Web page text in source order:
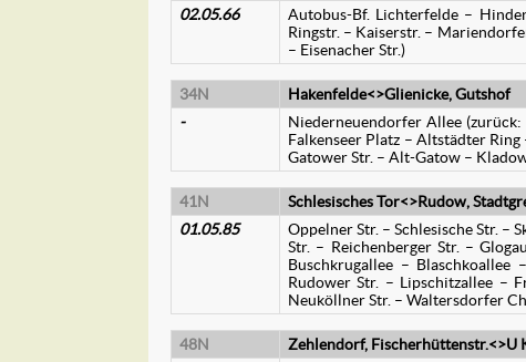
02.05.66
Autobus-Bf. Lichterfelde –
Ringstr. – Kaiserstr. –
– Eisenacher Str.)
34N
Hakenfelde<>Glienicke, Gutshof
-
Niederneuendorfer Allee
Falkenseer Platz – Altstädter
Gatower Str. – Alt-Gatow –
41N
Schlesisches Tor<>Rudow,
01.05.85
Oppelner Str. – Schlesische Str. –
Str. – Reichenberger Str. –
Buschkrugallee –
Rudower Str. – Lipschitzallee –
Neuköllner Str. – Waltersdorfer Ch.
48N
Zehlendorf, Fischerhüttenstr.<>U